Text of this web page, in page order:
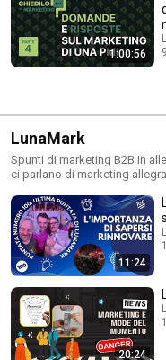
1:00:56
LunaMark
Spunti di marketing B2B in
ci parlano di marketing
11:24
20:24